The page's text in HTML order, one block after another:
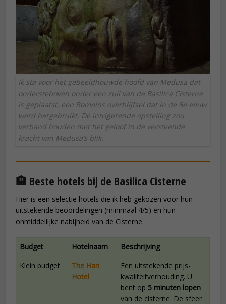
Ik sta voor het gebeeldhouwde hoofd van Medusa dat
ondersteboven onder een zuil van de Basilica Cisterne
is geplaatst, een Romeins overblijfsel dat in de 6e eeuw
werd hergebruikt. De intrigerende opstelling zou
verband houden met het geloof in de versteende
kracht van Medusa’s blik.
🏨 Beste hotels bij de Basilica Cisterne
Hier is een selectie hotels die ik heb gekozen voor hun
uitstekende beoordelingen (minimaal 4/5) en hun
onmiddellijke nabijheid van de Cisterne.
Budget Hotelnaam
Beschrijving
Klein budget
The Han
Hotel
Een uitstekende prijs-
kwaliteitverhouding. U
bent op 5 minuten lopen
van de cisterne. De sfeer